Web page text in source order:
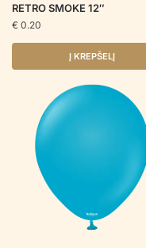
RETRO SMOKE 12″
€ 0.20
Į KREPŠELĮ